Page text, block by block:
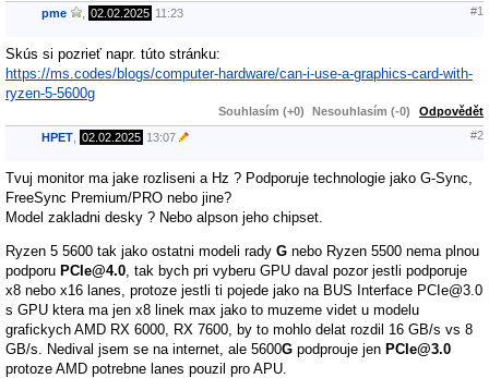
pme 02.02.2025 11:23 #1
Skús si pozrieť napr. túto stránku:
https://ms.codes/blogs/computer-hardware/can-i-use-a-graphics-card-with-
ryzen-5-5600g
Souhlasím (+0) Nesouhlasím (-0) Odpovědět
HPET 02.02.2025 13:07 #2
Tvuj monitor ma jake rozliseni a Hz ? Podporuje technologie jako G-Sync,
FreeSync Premium/PRO nebo jine?
Model zakladni desky ? Nebo alpson jeho chipset.
Ryzen 5 5600 tak jako ostatni modeli rady G nebo Ryzen 5500 nema plnou
podporu PCIe@4.0 , tak bych pri vyberu GPU daval pozor jestli podporuje
x8 nebo x16 lanes, protoze jestli ti pojede jako na BUS Interface PCIe@3.0
s GPU ktera ma jen x8 linek max jako to muzeme videt u modelu
grafickych AMD RX 6000, RX 7600, by to mohlo delat rozdil 16 GB/s vs 8
GB/s. Nedival jsem se na internet, ale 5600G podprouje jen PCIe@3.0
protoze AMD potrebne lanes pouzil pro APU.